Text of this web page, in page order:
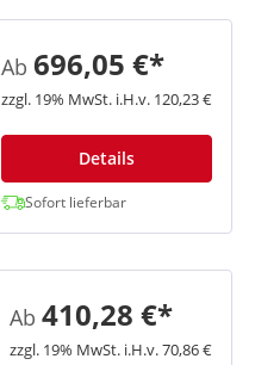
Ab 696,05 €*
zzgl. 19% MwSt. i.H.v. 120,23 €
Details
Sofort lieferbar
Ab 410,28 €*
zzgl. 19% MwSt. i.H.v. 70,86 €